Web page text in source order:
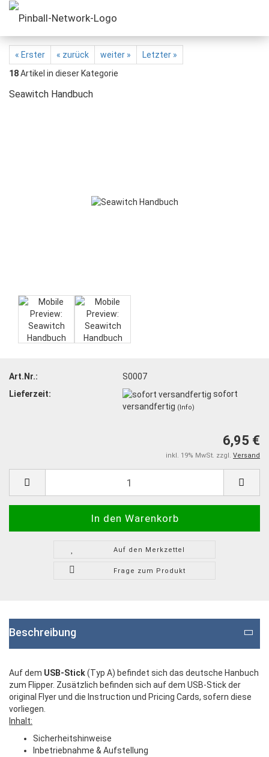
« Erster « zurück weiter »
Letzter »
18Artikel in dieser Kategorie
Seawitch Handbuch
Art.Nr.:
S0007
Lieferzeit:
sofort
versandfertig (Info)
6,95 €
inkl. 19% MwSt. zzgl. Versand
Auf den Merkzettel
Frage zum Produkt
Beschreibung
Auf dem USB-Stick(Typ A) befindet sich das deutsche Hanbuch
zum Flipper. Zusätzlich befinden sich auf dem USB-Stick der
original Flyer und die Instruction und Pricing Cards, sofern diese
vorliegen.
Inhalt:
Sicherheitshinweise
Inbetriebnahme & Aufstellung